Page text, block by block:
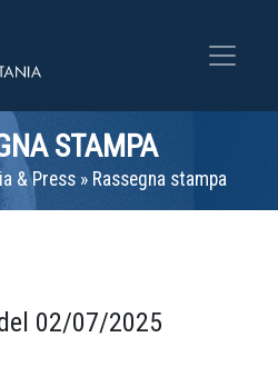
STAMPA
& Press» Rassegna stampa
02/07/2025